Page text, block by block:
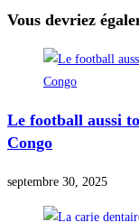
Vous devriez
Le football aussi
Congo
septembre 30, 2025